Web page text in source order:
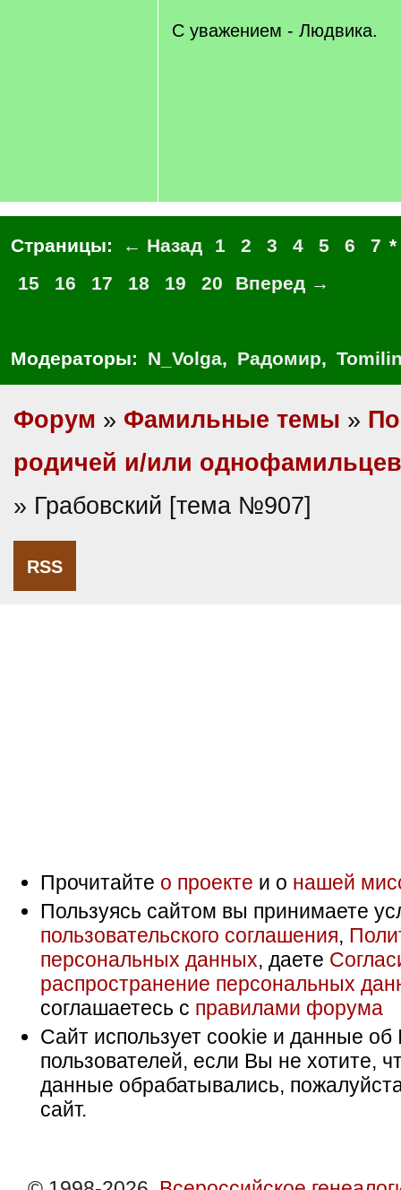
С уважением - Людвика.
Страницы: ← Назад 1 2 3 4 5 6 7 *
15
16 17 18 19 20 Вперед →
Модераторы: N_Volga, Радомир,
Форум » Фамильные темы »
родичей и/или однофамильцев
» Грабовский [тема №907]
RSS
Прочитайте о проекте и о нашей
Пользуясь сайтом вы принимаете
пользовательского соглашения,
персональных данных, даете
распространение персональных
соглашаетесь с правилами форума
Сайт использует cookie и данные об
пользователей, если Вы не хотите,
данные обрабатывались,
сайт.